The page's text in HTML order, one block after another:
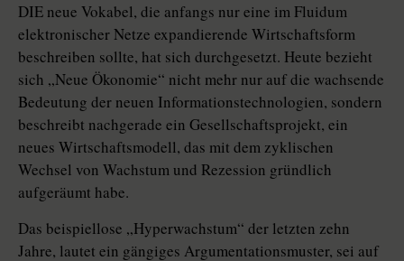
DIE neue Vokabel, die anfangs nur eine im Fluidum
elektronischer Netze expandierende Wirtschaftsform
beschreiben sollte, hat sich durchgesetzt. Heute bezieht
sich „Neue Ökonomie“ nicht mehr nur auf die wachsende
Bedeutung der neuen Informationstechnologien, sondern
beschreibt nachgerade ein Gesellschaftsprojekt, ein
neues Wirtschaftsmodell, das mit dem zyklischen
Wechsel von Wachstum und Rezession gründlich
aufgeräumt habe.
Das beispiellose „Hyperwachstum“ der letzten zehn
Jahre, lautet ein gängiges Argumentationsmuster, sei auf